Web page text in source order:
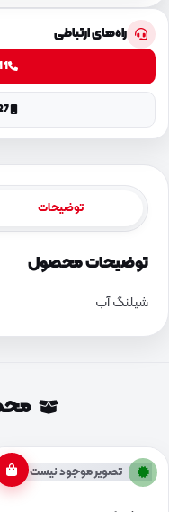
راه‌های ارتباطی
توضیحات
توضیحات محصول
شیلنگ آب
تصویر موجود نیست